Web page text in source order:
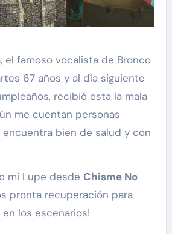
el famoso vocalista de Bronco
67 años y al día siguiente
recibió esta la mala
me cuentan personas
encuentra bien de salud y con
mi Lupe desde Chisme No
pronta recuperación para
los escenarios!